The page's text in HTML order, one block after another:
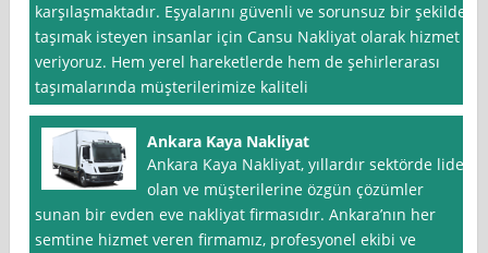
karşılaşmaktadır. Eşyalarını güvenli ve sorunsuz bir şekilde
taşımak isteyen insanlar için Cansu Nakliyat olarak hizmet
veriyoruz. Hem yerel hareketlerde hem de şehirlerarası
taşımalarında müşterilerimize kaliteli
Ankara Kaya Nakliyat
Ankara Kaya Nakliyat, yıllardır sektörde lider
olan ve müşterilerine özgün çözümler
sunan bir evden eve nakliyat firmasıdır. Ankara’nın her
semtine hizmet veren firmamız, profesyonel ekibi ve